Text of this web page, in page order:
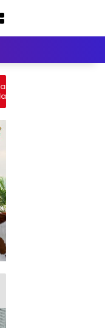
Jalan Sang Inspirator,
Yuslam Idris